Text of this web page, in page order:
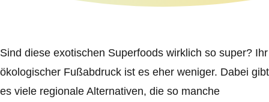
Sind diese exotischen Superfoods wirklich so super? Ihr
ökologischer Fußabdruck ist es eher weniger. Dabei gibt
es viele regionale Alternativen, die so manche